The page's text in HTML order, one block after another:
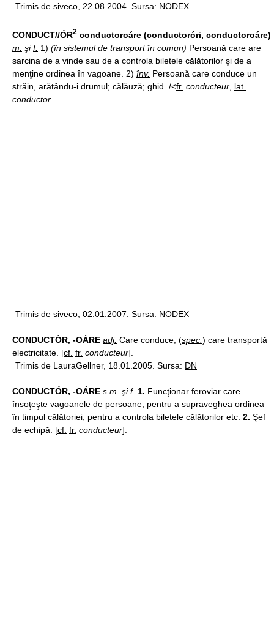
Trimis de siveco, 22.08.2004. Sursa: NODEX
CONDUCT//ÓR2 conductoroáre (conductoróri, conductoroáre)
m. şif. 1) (în sistemul de transport în comun) Persoană care are
sarcina de a vinde sau de a controla biletele călătorilor şi de a
menţine ordinea în vagoane. 2) înv. Persoană care conduce un
străin, arătându-i drumul; călăuză; ghid. /<fr. conducteur, lat.
conductor
Trimis de siveco, 02.01.2007. Sursa: NODEX
CONDUCTÓR, -OÁRE adj. Care conduce; (spec.) care transportă
electricitate. [cf. fr. conducteur].
Trimis de LauraGellner, 18.01.2005. Sursa: DN
CONDUCTÓR, -OÁRE s.m. şif. 1. Funcţionar feroviar care
însoţeşte vagoanele de persoane, pentru a supraveghea ordinea
în timpul călătoriei, pentru a controla biletele călătorilor etc. 2. Şef
de echipă. [cf. fr. conducteur].